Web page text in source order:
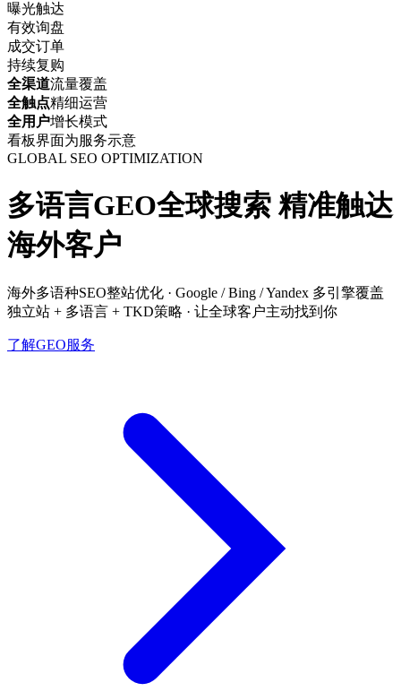
曝光触达
有效询盘
成交订单
持续复购
全渠道流量覆盖
全触点精细运营
全用户增长模式
看板界面为服务示意
GLOBAL SEO OPTIMIZATION
多语言GEO全球搜索 精准触达
海外客户
海外多语种SEO整站优化 · Google / Bing / Yandex 多引擎覆盖
独立站 + 多语言 + TKD策略 · 让全球客户主动找到你
了解GEO服务